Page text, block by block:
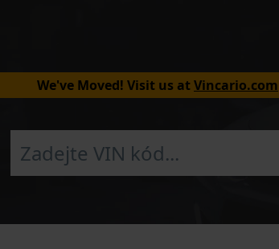
We've Moved! Visit us atVincario.com